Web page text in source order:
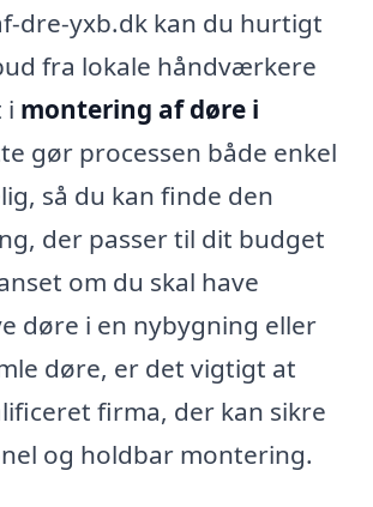
dre-yxb.dk kan du hurtigt
fra lokale håndværkere
i montering af døre i
gør processen både enkel
så du kan finde den
der passer til dit budget
om du skal have
døre i en nybygning eller
døre, er det vigtigt at
firma, der kan sikre
og holdbar montering.